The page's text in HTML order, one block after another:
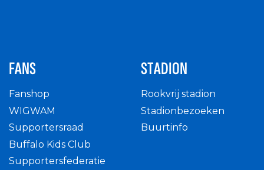
FANS
Fanshop
WIGWAM
Supportersraad
Buffalo Kids Club
Supportersfederatie
STADION
Rookvrij stadion
Stadionbezoeken
Buurtinfo